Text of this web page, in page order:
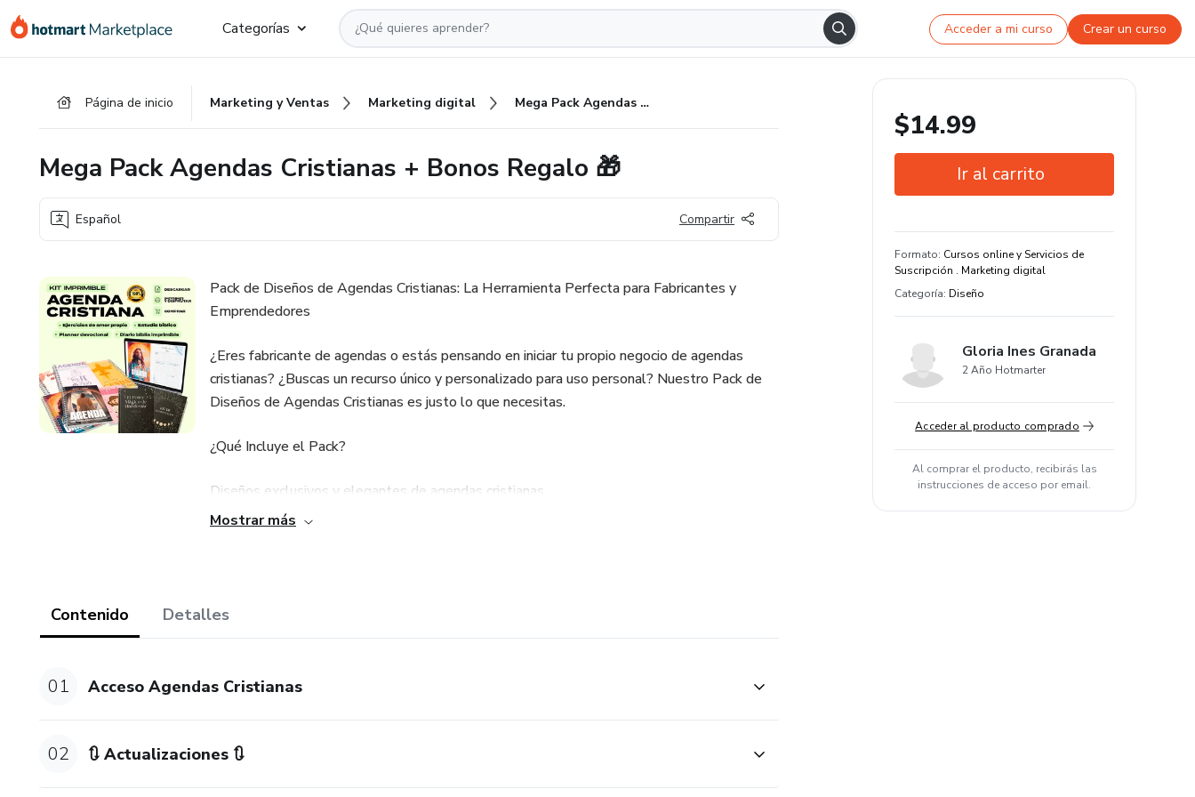
Categorías Acceder a mi curso Crear un curso
Página de inicio Marketing y Ventas Marketing digital Mega Pack Agendas Cristianas + Bonos Regalo 🎁
Mega Pack Agendas Cristianas + Bonos Regalo 🎁
Español Compartir
Pack de Diseños de Agendas Cristianas: La Herramienta Perfecta para Fabricantes y
Emprendedores
¿Eres fabricante de agendas o estás pensando en iniciar tu propio negocio de agendas
cristianas? ¿Buscas un recurso único y personalizado para uso personal? Nuestro Pack de
Diseños de Agendas Cristianas es justo lo que necesitas.
¿Qué Incluye el Pack?
Diseños exclusivos y elegantes de agendas cristianas
Beneficios del Pack de Diseños de Agendas Cristianas
experimentados.
con tu audiencia o tus necesidades personales.
Mostrar más
Contenido Detalles
01 Acceso Agendas Cristianas
02 🔃 Actualizaciones 🔃
$14.99
Ir al carrito
Estudia a tu manera y en cualquier
dispositivo
Formato: Cursos online y Servicios de
Suscripción . Marketing digital
Categoría: Diseño
Gloria Ines Granada
2 Año Hotmarter
Acceder al producto comprado
Al comprar el producto, recibirás las
instrucciones de acceso por email.